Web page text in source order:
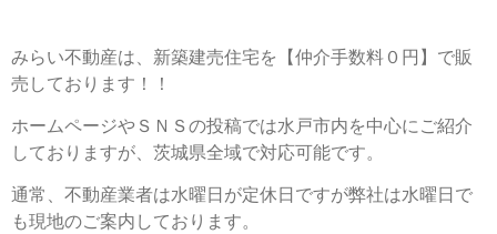
みらい不動産は、新築建売住宅を【仲介手数料０円】で販
売しております！！
ホームページやＳＮＳの投稿では水戸市内を中心にご紹介
しておりますが、茨城県全域で対応可能です。
通常、不動産業者は水曜日が定休日ですが弊社は水曜日で
も現地のご案内しております。